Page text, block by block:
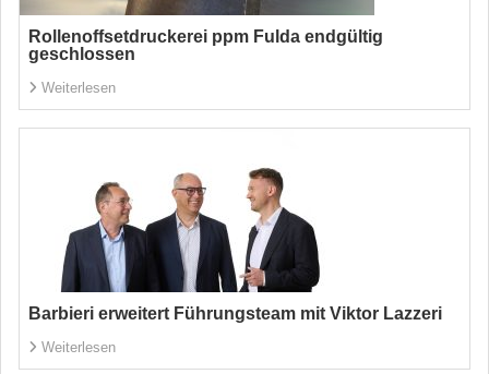
Rollenoffsetdruckerei ppm Fulda endgültig
geschlossen
Weiterlesen
Barbieri erweitert Führungsteam mit Viktor Lazzeri
Weiterlesen